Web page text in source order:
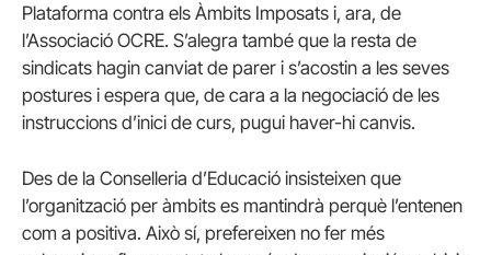
Plataforma contra els Àmbits Imposats i, ara, de
l’Associació OCRE. S’alegra també que la resta de
sindicats hagin canviat de parer i s’acostin a les seves
postures i espera que, de cara a la negociació de les
instruccions d’inici de curs, pugui haver-hi canvis.
Des de la Conselleria d’Educació insisteixen que
l’organització per àmbits es mantindrà perquè l’entenen
com a positiva. Això sí, prefereixen no fer més